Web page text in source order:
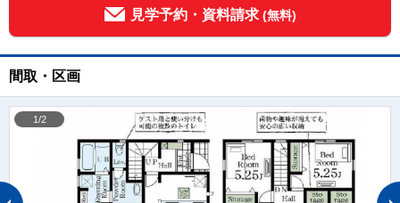
見学予約・資料請求 (無料)
間取・区画
1/2